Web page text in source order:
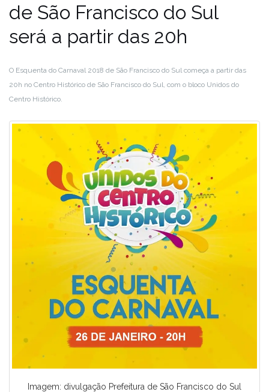
de São Francisco do Sul
será a partir das 20h
O Esquenta do Carnaval 2018 de São Francisco do Sul começa a partir das
20h no Centro Histórico de São Francisco do Sul, com o bloco Unidos do
Centro Histórico.
Imagem: divulgação Prefeitura de São Francisco do Sul